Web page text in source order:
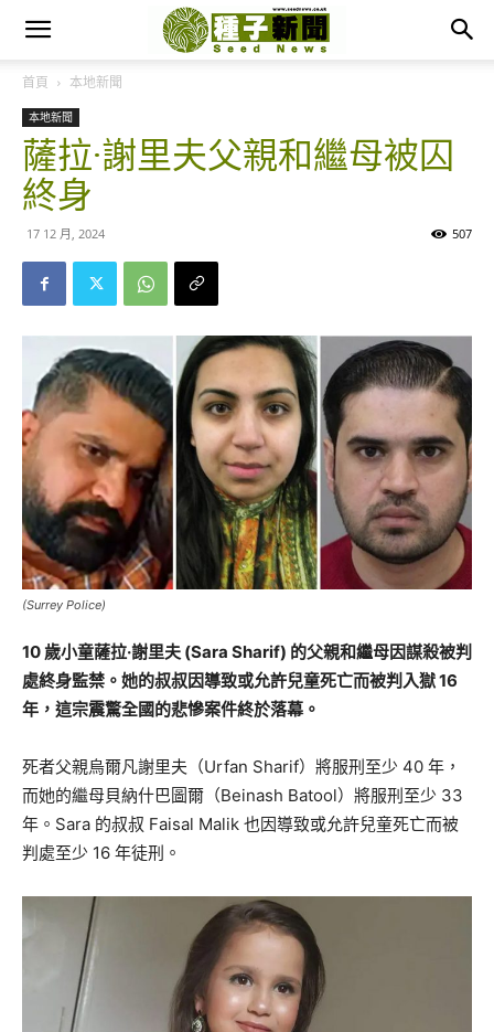
首頁 本地新聞
本地新聞
薩拉·謝里夫父親和繼母被囚
終身
17 12 月, 2024 507
(Surrey Police)
10 歲小童薩拉·謝里夫 (Sara Sharif) 的父親和繼母因謀殺被判
處終身監禁。她的叔叔因導致或允許兒童死亡而被判入獄 16
年，這宗震驚全國的悲慘案件終於落幕。
死者父親烏爾凡謝里夫（Urfan Sharif）將服刑至少 40 年，
而她的繼母貝納什巴圖爾（Beinash Batool）將服刑至少 33
年。Sara 的叔叔 Faisal Malik 也因導致或允許兒童死亡而被
判處至少 16 年徒刑。